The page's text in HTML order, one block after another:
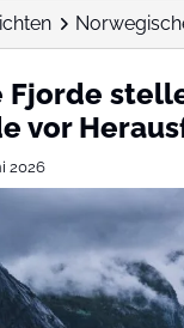
Fjorde
vor
2026